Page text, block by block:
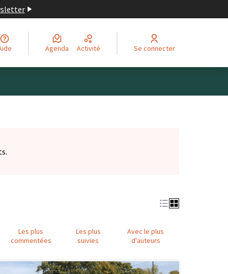
Aide Agenda Activité Se connecter
Les plus
commentées
Les plus
suivies
Avec le plus
d'auteurs